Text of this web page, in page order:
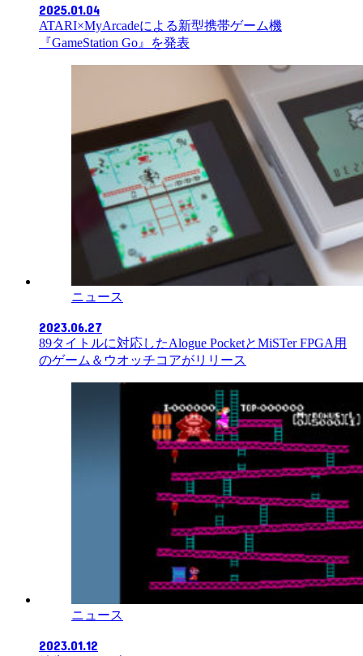
2025.01.04
ATARI×MyArcadeによる新型携帯ゲーム機
『GameStation Go』を発表
ニュース
2023.06.27
89タイトルに対応したAlogue PocketとMiSTer FPGA用
のゲーム＆ウオッチコアがリリース
ニュース
2023.01.12